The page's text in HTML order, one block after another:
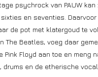
psychrock van PAUW
en seventies.
de pot met klatergoud te
The Beatles, voeg daar
Pink Floyd aan toe en meng
drums en de etherische